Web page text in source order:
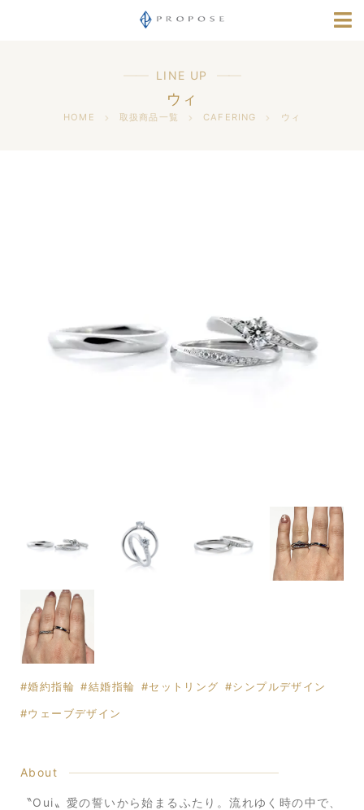
店舗情報
採用情報
LINE UP
ウィ
HOME 取扱商品一覧 CAFERING ウィ
婚約指輪 結婚指輪 セットリング シンプルデザイン
ウェーブデザイン
About
〝Oui〟愛の誓いから始まるふたり。流れゆく時の中で、